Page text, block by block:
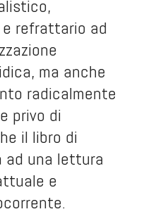
refrattario ad
ma anche
radicalmente
privo di
il libro di
ad una lettura
e